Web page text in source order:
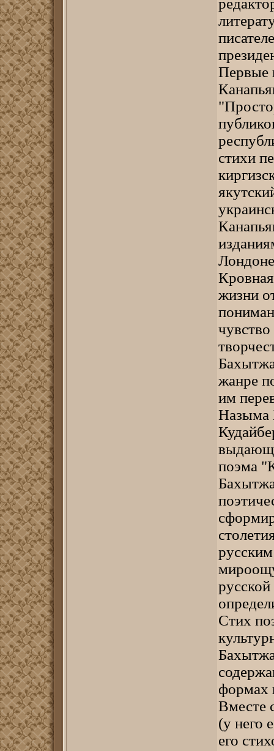
Первые
стихи
жизни
жанре
им
Назыма
поэма
Стих
формах
Вместе
(у него
его